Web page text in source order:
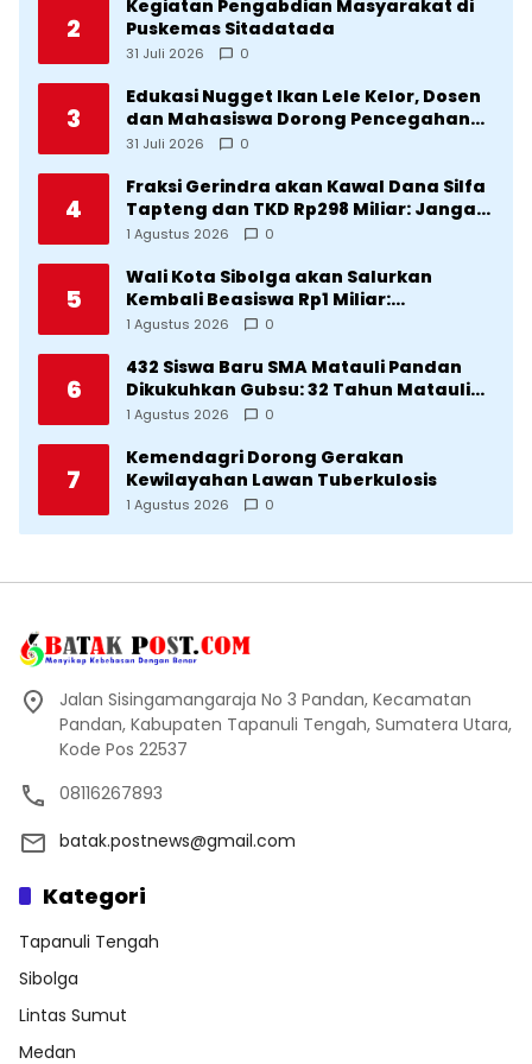
2
Kegiatan Pengabdian Masyarakat di
Puskemas Sitadatada
31 Juli 2026 0
3
Edukasi Nugget Ikan Lele Kelor, Dosen
dan Mahasiswa Dorong Pencegahan
Stunting di Desa Silangkitang
31 Juli 2026 0
4
Fraksi Gerindra akan Kawal Dana Silfa
Tapteng dan TKD Rp298 Miliar: Jangan
Sampai Pekerjaan Pusat dan Provinsi
1 Agustus 2026 0
5
Wali Kota Sibolga akan Salurkan
Kembali Beasiswa Rp1 Miliar:
Diproritaskan Mahasiswa Korban
1 Agustus 2026 0
6
432 Siswa Baru SMA Matauli Pandan
Dikukuhkan Gubsu: 32 Tahun Matauli
Cetak SDM Unggul
1 Agustus 2026 0
7
Kemendagri Dorong Gerakan
Kewilayahan Lawan Tuberkulosis
1 Agustus 2026 0
Jalan Sisingamangaraja No 3 Pandan, Kecamatan
Pandan, Kabupaten Tapanuli Tengah, Sumatera Utara,
Kode Pos 22537
08116267893
batak.postnews@gmail.com
Kategori
Tapanuli Tengah
Sibolga
Lintas Sumut
Medan